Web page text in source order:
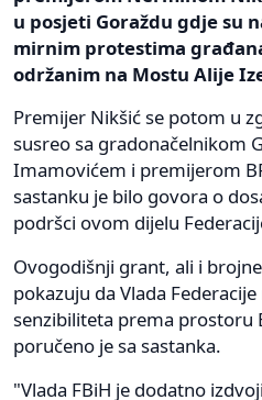
u posjeti Goraždu gdje su
mirnim protestima
održanim na Mostu Alije
Premijer Nikšić se potom u
susreo sa gradonačelnikom
Imamovićem i premijerom
sastanku je bilo govora o
podršci ovom dijelu
Ovogodišnji grant, ali i
pokazuju da Vlada
senzibiliteta prema prostoru
poručeno je sa sastanka.
"Vlada FBiH je dodatno